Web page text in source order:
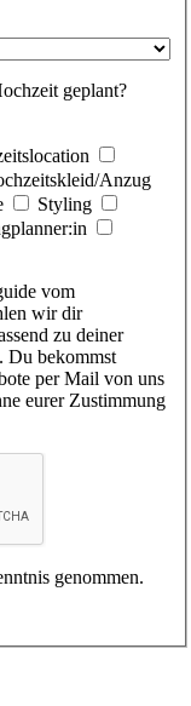
geplant?
Anzug
Styling
vom
wir dir
zu deiner
Du bekommst
per Mail von uns
eurer Zustimmung
genommen.